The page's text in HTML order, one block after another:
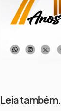
13 de agosto
Quinta-Feira
Leia também...